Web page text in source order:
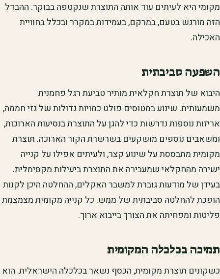
מקומי היא לעיתים עוד אותה התוצרת שנקטפה בבוקר. ההבדל
הזה מורגש בטעם, במרקם, בעמידות במקרר ובכלל בחוויית
האכילה.
השפעה סביבתית
היבוא של תוצרת חקלאית מותיר טביעת רגל פחמנית
משמעותית. שינוע במטוסים פולט כמויות גדולות של גזי חממה,
אריזות נוספות נדרשות כדי להגן על התוצרת בנסיעות הארוכות,
ומשאבים נוספים מושקעים בשרשרת הקור הארוכה. תוצרת
מקומית מתבססת על שינוע קצר, ולעיתים אפילו על קנייה
ישירה מהחקלאי שמעבירה את התוצרת ביעילות מקסימלית.
בעידן של מודעות גוברת למשבר האקלים, ההחלטה היכן לקנות
הופכת להחלטה סביבתית של ממש. כל קנייה מקומית מצמצמת
פליטות ומפחיתה את הצורך בייבוא ארוך.
תמיכה בכלכלה המקומית
כשקונים תוצרת מקומית, הכסף נשאר בכלכלה הישראלית. הוא